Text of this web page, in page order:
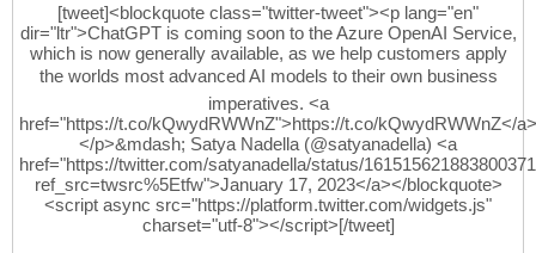
[tweet]<blockquote class="twitter-tweet"><p lang="en"
dir="ltr">ChatGPT is coming soon to the Azure OpenAI Service,
which is now generally available, as we help customers apply
the worlds most advanced AI models to their own business
imperatives. <a
href="https://t.co/kQwydRWWnZ">https://t.co/kQwydRWWnZ</a>
</p>&mdash; Satya Nadella (@satyanadella) <a
href="https://twitter.com/satyanadella/status/
ref_src=twsrc%5Etfw">January 17, 2023</a></blockquote>
<script async src="https://platform.twitter.com/widgets.js"
charset="utf-8"></script>[/tweet]